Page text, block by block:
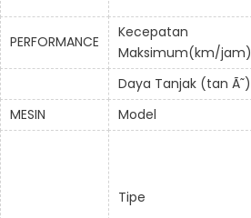
PERFORMANCE
Kecepatan
Maksimum(km/jam)
Daya Tanjak (tan Ã˜)
MESIN
Model
Tipe